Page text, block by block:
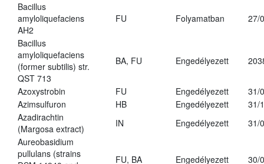
Bacillus
amyloliquefaciens
AH2
FU Folyamatban 27/
Bacillus
amyloliquefaciens
(former subtilis) str.
QST 713
BA, FU Engedélyezett
Azoxystrobin FU Engedélyezett
31/
Azimsulfuron
HB Engedélyezett
31/
Azadirachtin
(Margosa extract)
IN Engedélyezett
31/
Aureobasidium
pullulans (strains
FU, BA Engedélyezett 30/